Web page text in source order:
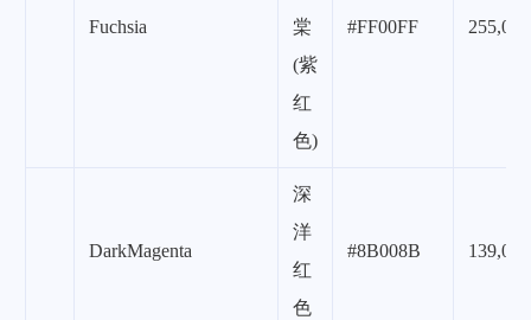
Fuchsia
棠
(紫
红
色)
#FF00FF
DarkMagenta
深
洋
红
色
#8B008B